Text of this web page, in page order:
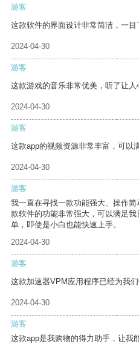
游客
这款软件的界面设计非常简洁，一目
2024-04-30
游客
这款游戏的音乐非常优美，听了让人
2024-04-30
游客
这款app的视频资源非常丰富，可以
2024-04-30
游客
我一直在寻找一款功能强大、操作
款软件的功能非常强大，可以满足
单，即使是小白也能快速上手。
2024-04-30
游客
这款加速器VPM应用程序已经为我
2024-04-30
游客
这款app是我购物的得力助手，让我